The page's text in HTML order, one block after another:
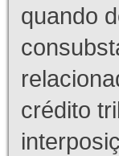
quando
crédito